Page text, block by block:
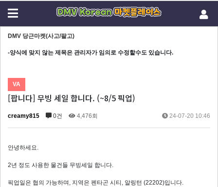
DMV 당근마켓(사고/팔고)
-양식에 맞지 않는 제목은 관리자가 임의로 수정할수도 있습니다.
VA
[팝니다] 무빙 세일 합니다. (~8/5 픽업)
creamy815 0건 4,476회 24-07-20 10:46
안녕하세요.
2년 정도 사용한 물건들 무빙세일 합니다.
픽업일은 협의 가능하며, 지역은 펜타곤 시티, 알링턴 (22202)입니다.